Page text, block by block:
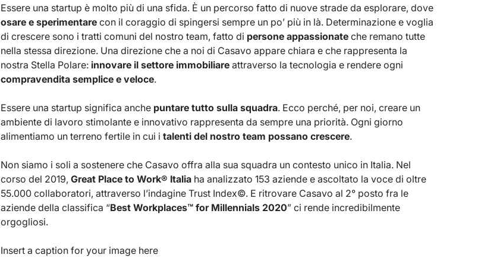
Essere una startup è molto più di una sfida. È un percorso fatto di nuove strade da esplorare, dove
osare e sperimentare con il coraggio di spingersi sempre un po’ più in là. Determinazione e voglia
di crescere sono i tratti comuni del nostro team, fatto di persone appassionateche remano tutte
nella stessa direzione. Una direzione che a noi di Casavo appare chiara e che rappresenta la
nostra Stella Polare: innovare il settore immobiliare attraverso la tecnologia e rendere ogni
compravendita semplice e veloce.
Essere una startup significa anche puntare tutto sulla squadra. Ecco perché, per noi, creare un
ambiente di lavoro stimolante e innovativo rappresenta da sempre una priorità. Ogni giorno
alimentiamo un terreno fertile in cui i talenti del nostro team possano crescere.
Non siamo i soli a sostenere che Casavo offra alla sua squadra un contesto unico in Italia. Nel
corso del 2019, Great Place to Work® Italiaha analizzato 153 aziende e ascoltato la voce di oltre
55.000 collaboratori, attraverso l’indagine Trust Index©. E ritrovare Casavo al 2° posto fra le
aziende della classifica “Best Workplaces™ for Millennials 2020” ci rende incredibilmente
orgogliosi.
Insert a caption for your image here